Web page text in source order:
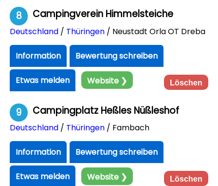
8 Campingverein Himmelsteiche
Deutschland / Thüringen / Neustadt Orla OT Dreba
Information Bewertung schreiben
Etwas melden Website ❯ Löschen
9 Campingplatz Heßles Nüßleshof
Deutschland / Thüringen / Fambach
Information Bewertung schreiben
Etwas melden Website ❯ Löschen